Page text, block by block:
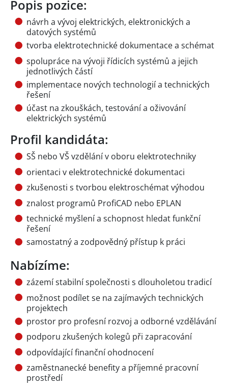
Popis pozice:
návrh a vývoj elektrických, elektronických a
datových systémů
tvorba elektrotechnické dokumentace a schémat
spolupráce na vývoji řídicích systémů a jejich
jednotlivých částí
implementace nových technologií a technických
řešení
účast na zkouškách, testování a oživování
elektrických systémů
Profil kandidáta:
SŠ nebo VŠ vzdělání v oboru elektrotechniky
orientaci v elektrotechnické dokumentaci
zkušenosti s tvorbou elektroschémat výhodou
znalost programů ProfiCAD nebo EPLAN
technické myšlení a schopnost hledat funkční
řešení
samostatný a zodpovědný přístup k práci
Nabízíme:
zázemí stabilní společnosti s dlouholetou tradicí
možnost podílet se na zajímavých technických
projektech
prostor pro profesní rozvoj a odborné vzdělávání
podporu zkušených kolegů při zapracování
odpovídající finanční ohodnocení
zaměstnanecké benefity a příjemné pracovní
prostředí